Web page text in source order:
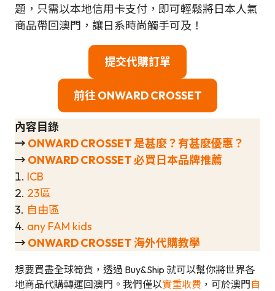
題，只需以本地信用卡支付，即可輕鬆將日本人氣
商品帶回澳門，讓日系時尚觸手可及！
提交代購訂單
前往 ONWARD CROSSET
內容目錄
→ ONWARD CROSSET 是甚麼？有甚麼優惠？
→ ONWARD CROSSET 必買日本品牌推薦
1. ICB
2. 23區
3. 自由區
4. any FAM kids
→ ONWARD CROSSET 海外代購教學
想要買盡全球筍貨，透過 Buy&Ship 就可以幫你將世界各
地商品代購轉運回澳門。我們僅以實重收費 ，可於澳門自